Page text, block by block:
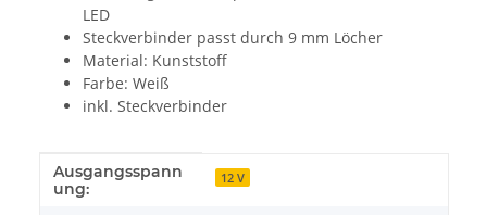
LED
Steckverbinder passt durch 9 mm Löcher
Material: Kunststoff
Farbe: Weiß
inkl. Steckverbinder
Produkteigenschaft
Wert
Ausgangsspann
ung:
12 V